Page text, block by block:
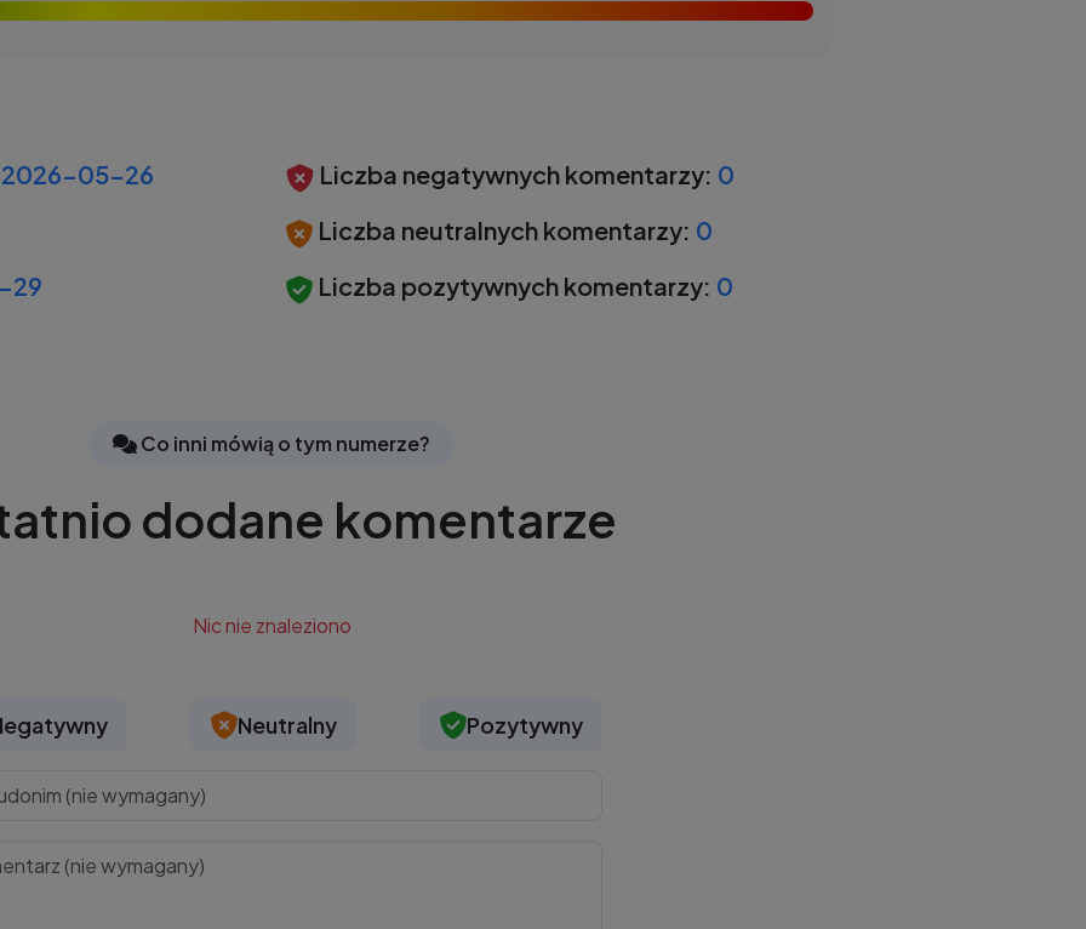
2026-05-26
29
Liczba negatywnych komentarzy: 0
Liczba neutralnych komentarzy: 0
Liczba pozytywnych komentarzy: 0
Co inni mówią o tym numerze?
dodane komentarze
Nic nie znaleziono
Neutralny Pozytywny